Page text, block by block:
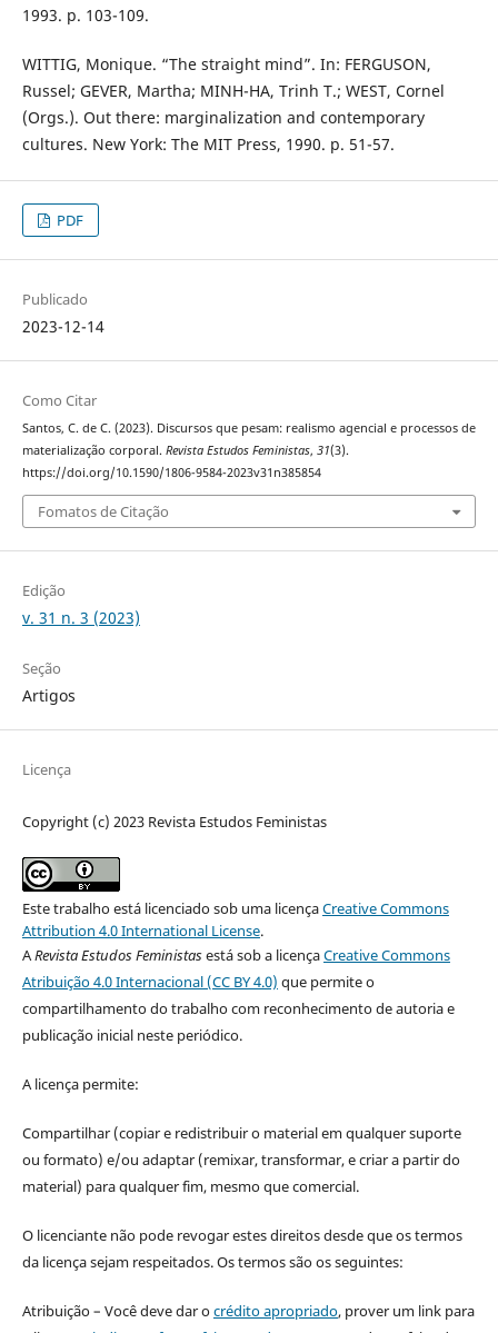
1993. p. 103-109.
WITTIG, Monique. “The straight mind”. In: FERGUSON,
Russel; GEVER, Martha; MINH-HA, Trinh T.; WEST, Cornel
(Orgs.). Out there: marginalization and contemporary
cultures. New York: The MIT Press, 1990. p. 51-57.
PDF
Publicado
2023-12-14
Como Citar
Santos, C. de C. (2023). Discursos que pesam: realismo agencial e processos de
materialização corporal. Revista Estudos Feministas, 31(3).
https://doi.org/10.1590/1806-9584-2023v31n385854
Fomatos de Citação
Edição
v. 31 n. 3 (2023)
Seção
Artigos
Licença
Copyright (c) 2023 Revista Estudos Feministas
Este trabalho está licenciado sob uma licençaCreative Commons
Attribution 4.0 International License.
ARevista Estudos Feministasestá sob a licençaCreative Commons
Atribuição 4.0 Internacional (CC BY 4.0) que permite o
compartilhamento do trabalho com reconhecimento de autoria e
publicação inicial neste periódico.
A licença permite:
Compartilhar (copiar e redistribuir o material em qualquer suporte
ou formato) e/ou adaptar (remixar, transformar, e criar a partir do
material) para qualquer fim, mesmo que comercial.
O licenciante não pode revogar estes direitos desde que os termos
da licença sejam respeitados. Os termos são os seguintes:
Atribuição – Você deve dar ocrédito apropriado, prover um link para